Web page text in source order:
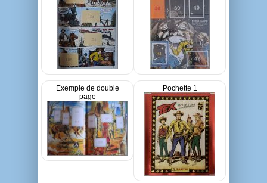
Exemple de double
page
Pochette 1